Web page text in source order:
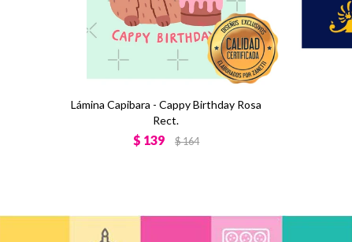
Lámina Capibara - Cappy Birthday Rosa
Rect.
$ 139 $164